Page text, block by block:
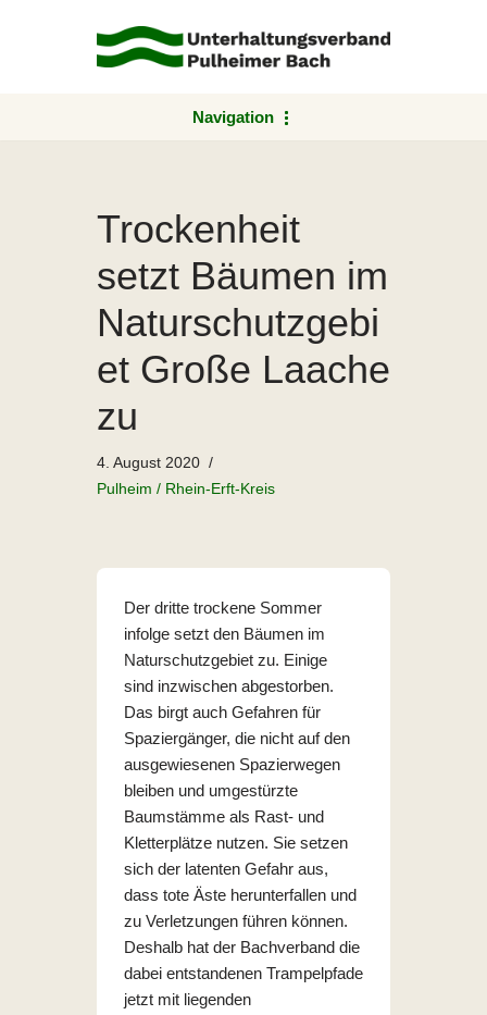
Navigation
Trockenheit
setzt Bäumen im
Naturschutzgebi
et Große Laache
zu
4. August 2020
Pulheim / Rhein-Erft-Kreis
Der dritte trockene Sommer
infolge setzt den Bäumen im
Naturschutzgebiet zu. Einige
sind inzwischen abgestorben.
Das birgt auch Gefahren für
Spaziergänger, die nicht auf den
ausgewiesenen Spazierwegen
bleiben und umgestürzte
Baumstämme als Rast- und
Kletterplätze nutzen. Sie setzen
sich der latenten Gefahr aus,
dass tote Äste herunterfallen und
zu Verletzungen führen können.
Deshalb hat der Bachverband die
dabei entstandenen Trampelpfade
jetzt mit liegenden